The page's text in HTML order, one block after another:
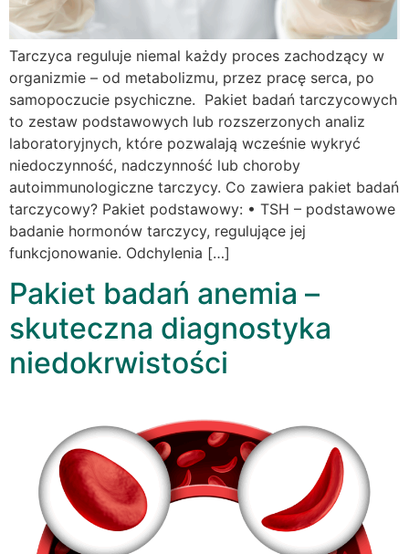
Tarczyca reguluje niemal każdy proces zachodzący w
organizmie – od metabolizmu, przez pracę serca, po
samopoczucie psychiczne. Pakiet badań tarczycowych
to zestaw podstawowych lub rozszerzonych analiz
laboratoryjnych, które pozwalają wcześnie wykryć
niedoczynność, nadczynność lub choroby
autoimmunologiczne tarczycy. Co zawiera pakiet badań
tarczycowy? Pakiet podstawowy: • TSH – podstawowe
badanie hormonów tarczycy, regulujące jej
funkcjonowanie. Odchylenia […]
Pakiet badań anemia –
skuteczna diagnostyka
niedokrwistości